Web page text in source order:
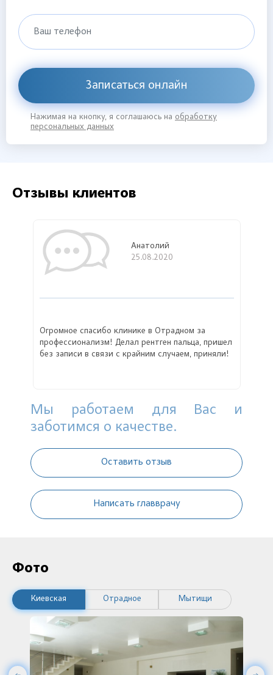
Ваш телефон
Записаться онлайн
Нажимая на кнопку, я соглашаюсь на обработку
персональных данных
Отзывы клиентов
Анатолий
25.08.2020
Огромное спасибо клинике в Отрадном за
профессионализм! Делал рентген пальца, пришел
без записи в связи с крайним случаем, приняли!
Мы работаем для Вас и
заботимся о качестве.
Оставить отзыв
Написать главврачу
Фото
Киевская Отрадное Мытищи